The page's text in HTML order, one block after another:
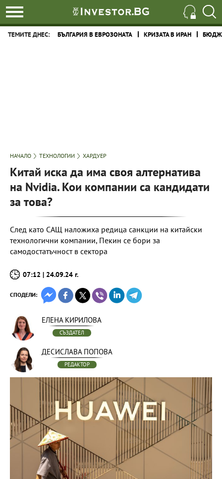
ТЕМИТЕ ДНЕС: БЪЛГАРИЯ В ЕВРОЗОНАТА КРИЗАТА В ИРАН
НАЧАЛО ТЕХНОЛОГИИ ХАРДУЕР
Китай иска да има своя алтернатива
на Nvidia. Кои компании са кандидати
за това?
След като САЩ наложиха редица санкции на китайски
технологични компании, Пекин се бори за
самодостатъчност в сектора
07:12 | 24.09.24 г.
СПОДЕЛИ:
ЕЛЕНА КИРИЛОВА
СЪЗДАТЕЛ
ДЕСИСЛАВА ПОПОВА
РЕДАКТОР